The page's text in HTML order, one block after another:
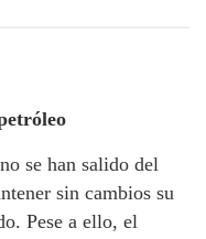
se han salido del
sin cambios su
Pese a ello, el